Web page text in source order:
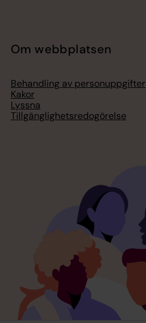
Om webbplatsen
Behandling av personuppgifter
Kakor
Lyssna
Tillgänglighetsredogörelse